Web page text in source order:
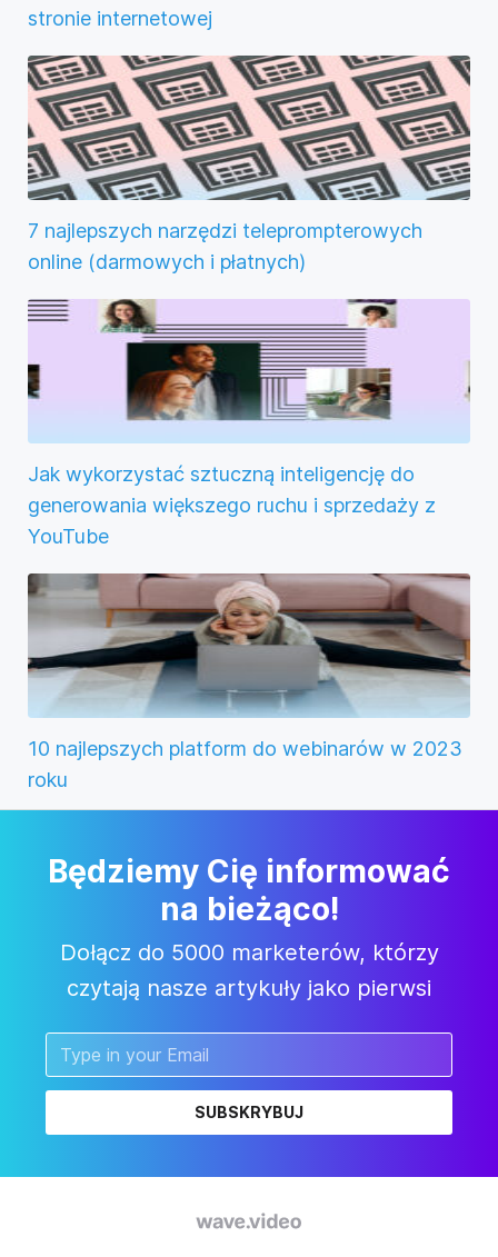
stronie internetowej
7 najlepszych narzędzi teleprompterowych
online (darmowych i płatnych)
Jak wykorzystać sztuczną inteligencję do
generowania większego ruchu i sprzedaży z
YouTube
10 najlepszych platform do webinarów w 2023
roku
Będziemy Cię informować
na bieżąco!
Dołącz do 5000 marketerów, którzy
czytają nasze artykuły jako pierwsi
SUBSKRYBUJ